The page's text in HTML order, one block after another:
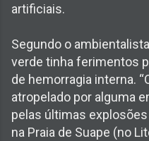
artificiais.
Segundo o
verde tinha ferimentos
de hemorragia interna.
atropelado por alguma
pelas últimas
na Praia de Suape (no